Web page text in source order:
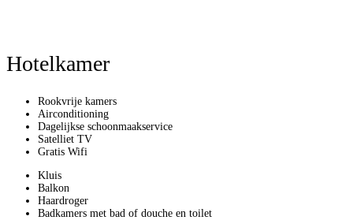
Hotelkamer
Rookvrije kamers
Airconditioning
Dagelijkse schoonmaakservice
Satelliet TV
Gratis Wifi
Kluis
Balkon
Haardroger
Badkamers met bad of douche en toilet